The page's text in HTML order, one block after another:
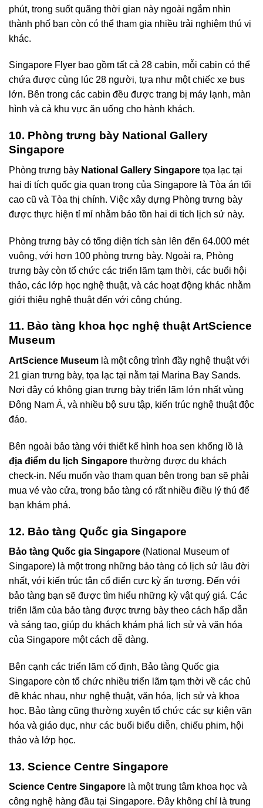
phút, trong suốt quãng thời gian này ngoài ngắm nhìn
thành phố bạn còn có thể tham gia nhiều trải nghiệm thú vị
khác.
Singapore Flyer bao gồm tất cả 28 cabin, mỗi cabin có thể
chứa được cùng lúc 28 người, tựa như một chiếc xe bus
lớn. Bên trong các cabin đều được trang bị máy lạnh, màn
hình và cả khu vực ăn uống cho hành khách.
10. Phòng trưng bày National Gallery
Singapore
Phòng trưng bày National Gallery Singapore tọa lạc tại
hai di tích quốc gia quan trọng của Singapore là Tòa án tối
cao cũ và Tòa thị chính. Việc xây dựng Phòng trưng bày
được thực hiện tỉ mỉ nhằm bảo tồn hai di tích lịch sử này.
Phòng trưng bày có tổng diện tích sàn lên đến 64.000 mét
vuông, với hơn 100 phòng trưng bày. Ngoài ra, Phòng
trưng bày còn tổ chức các triển lãm tạm thời, các buổi hội
thảo, các lớp học nghệ thuật, và các hoạt động khác nhằm
giới thiệu nghệ thuật đến với công chúng.
11. Bảo tàng khoa học nghệ thuật ArtScience
Museum
ArtScience Museum là một công trình đầy nghệ thuật với
21 gian trưng bày, tọa lạc tại nằm tại Marina Bay Sands.
Nơi đây có không gian trưng bày triển lãm lớn nhất vùng
Đông Nam Á, và nhiều bộ sưu tập, kiến trúc nghệ thuật độc
đáo.
Bên ngoài bảo tàng với thiết kế hình hoa sen khổng lồ là
địa điểm du lịch Singapore thường được du khách
check-in. Nếu muốn vào tham quan bên trong bạn sẽ phải
mua vé vào cửa, trong bảo tàng có rất nhiều điều lý thú để
bạn khám phá.
12. Bảo tàng Quốc gia Singapore
Bảo tàng Quốc gia Singapore (National Museum of
Singapore) là một trong những bảo tàng có lịch sử lâu đời
nhất, với kiến trúc tân cổ điển cực kỳ ấn tượng. Đến với
bảo tàng bạn sẽ được tìm hiểu những kỳ vật quý giá. Các
triển lãm của bảo tàng được trưng bày theo cách hấp dẫn
và sáng tạo, giúp du khách khám phá lịch sử và văn hóa
của Singapore một cách dễ dàng.
Bên cạnh các triển lãm cố định, Bảo tàng Quốc gia
Singapore còn tổ chức nhiều triển lãm tạm thời về các chủ
đề khác nhau, như nghệ thuật, văn hóa, lịch sử và khoa
học. Bảo tàng cũng thường xuyên tổ chức các sự kiện văn
hóa và giáo dục, như các buổi biểu diễn, chiếu phim, hội
thảo và lớp học.
13. Science Centre Singapore
Science Centre Singapore là một trung tâm khoa học và
công nghệ hàng đầu tại Singapore. Đây không chỉ là trung